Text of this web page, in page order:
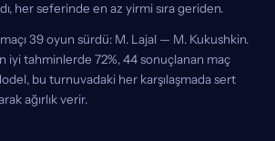
her seferinde en az yirmi sıra geriden.
39 oyun sürdü: M. Lajal — M. Kukushkin.
iyi tahminlerde 72%, 44 sonuçlanan maç
bu turnuvadaki her karşılaşmada sert
ağırlık verir.